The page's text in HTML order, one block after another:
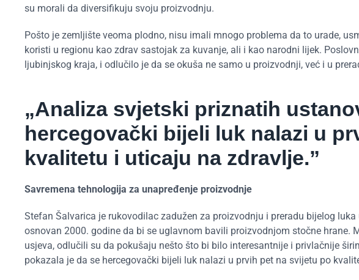
su morali da diversifikuju svoju proizvodnju.
Pošto je zemljište veoma plodno, nisu imali mnogo problema da to urade,
koristi u regionu kao zdrav sastojak za kuvanje, ali i kao narodni lijek.
ljubinjskog kraja, i odlučilo je da se okuša ne samo u proizvodnji, već i u
„Analiza svjetski priznatih
hercegovački bijeli luk nalazi u
kvalitetu i uticaju na zdravlje.”
Savremena tehnologija za unapređenje proizvodnje
Stefan Šalvarica je rukovodilac zadužen za proizvodnju i preradu bijelog
osnovan 2000. godine da bi se uglavnom bavili proizvodnjom stočne hrane.
usjeva, odlučili su da pokušaju nešto što bi bilo interesantnije i privlačnije
pokazala je da se hercegovački bijeli luk nalazi u prvih pet na svijetu po